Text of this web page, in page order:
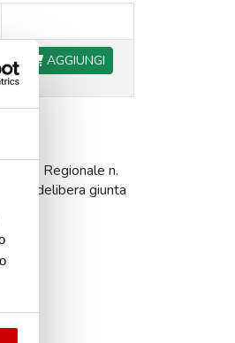
AGGIUNGI
Regionale n.
A); delibera giunta